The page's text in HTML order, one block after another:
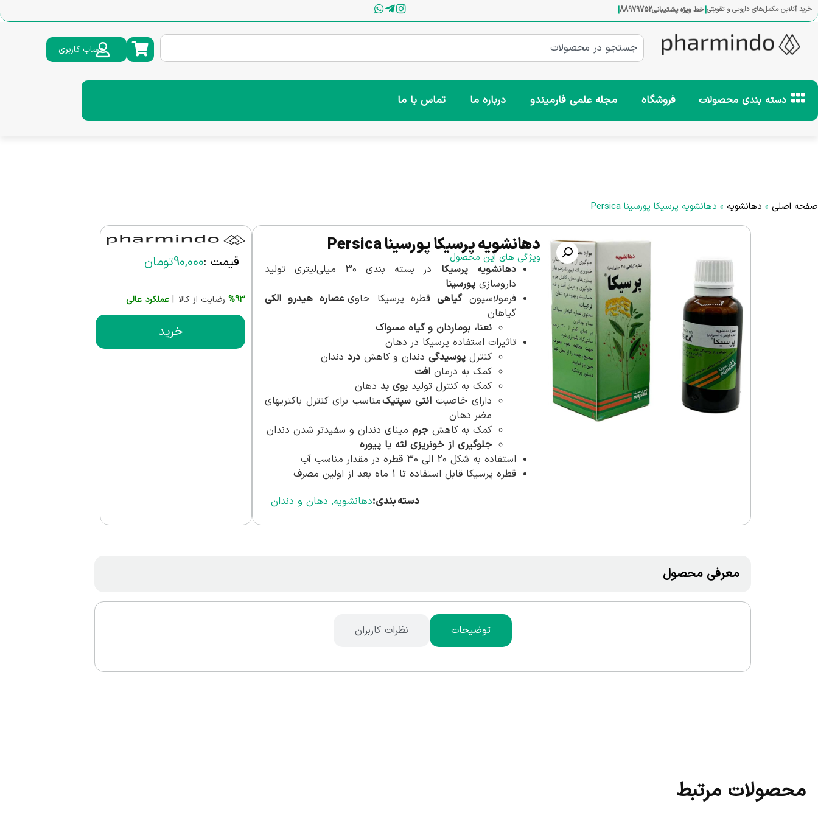
خرید آنلاین مکمل‌های دارویی و تقویتی|خط ویژه پشتیبانی88979752
|
حساب کاربری
دسته بندی محصولات فروشگاه مجله علمی فارمیندو درباره ما تماس با ما
صفحه اصلی » دهانشویه » دهانشویه پرسیکا پورسینا Persica
دهانشویه پرسیکا پورسینا Persica
ویژگی های این محصول
دهانشویه پرسیکا
در بسته بندی 30 میلی‌لیتری تولید
داروسازیپورسینا
فرمولاسیونگیاهیقطره پرسیکا حاویعصاره هیدرو الکی
گیاهان
نعنا، بوماردان و گیاه مسواک
تاثیرات استفاده پرسیکا در دهان
کنترلپوسیدگی دندان و کاهشدرد دندان
کمک به درمانافت
کمک به کنترل تولیدبوی بد دهان
دارای خاصیتانتی سپتیکمناسب برای کنترل باکتریهای
مضر دهان
کمک به کاهشجرم مینای دندان و سفیدتر شدن دندان
جلوگیری از خونریزی لثه یا پیوره
استفاده به شکل 20 الی 30 قطره در مقدار مناسب آب
قطره پرسیکا قابل استفاده تا 1 ماه بعد از اولین مصرف
دهانشویه, دهان و دندان دسته بندی:
قیمت :90,000تومان
%93 رضایت از کالا | عملکرد عالی
خرید
معرفی محصول
توضیحات نظرات کاربران
محصولات مرتبط